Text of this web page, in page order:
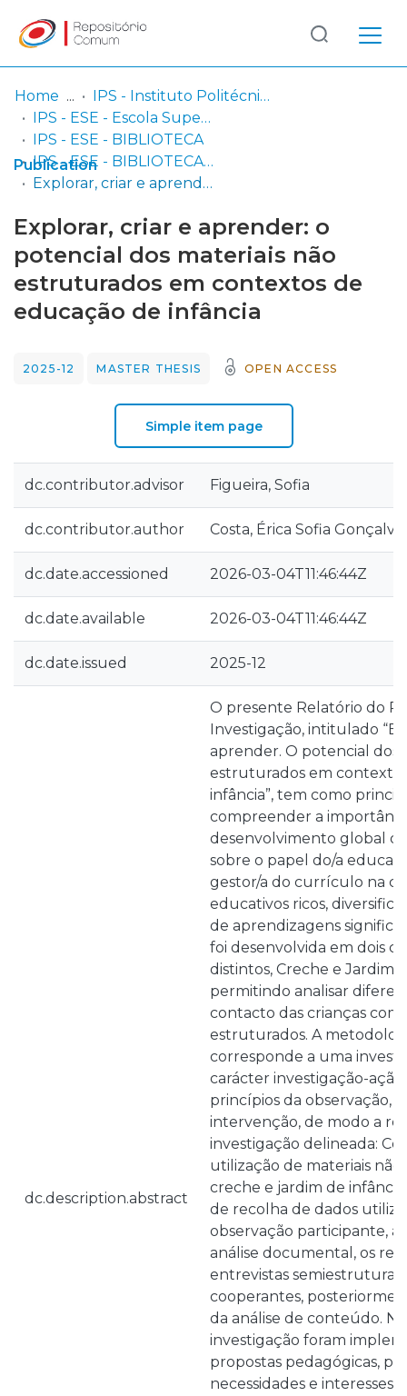
Communities
& Collections
Browse repository
Entities
Statistics
Log
In
(current)
Home
IPS - Instituto Politécnico de Setúbal
IPS - ESE - Escola Superior de Educação
IPS - ESE - BIBLIOTECA
IPS - ESE - BIBLIOTECA - Dissertações de mestrado
Explorar, criar e aprender: o potencial dos materiais não estruturados em contextos de educação de infância
Publication
Explorar, criar e aprender: o
potencial dos materiais não
estruturados em contextos de
educação de infância
2025-12 MASTER THESIS OPEN ACCESS
Simple item page
dc.contributor.advisor Figueira, Sofia
dc.contributor.author Costa, Érica Sofia
dc.date.accessioned 2026-03-04T11:46:44Z
dc.date.available 2026-03-04T11:46:44Z
dc.date.issued 2025-12
dc.description.abstract
O presente Relatório do
Investigação, intitulado
aprender. O potencial dos
estruturados em
infância”, tem como
compreender a
desenvolvimento global
sobre o papel do/a
gestor/a do currículo na
educativos ricos,
de aprendizagens
foi desenvolvida em dois
distintos, Creche e Jardim
permitindo analisar
contacto das crianças com
estruturados. A
corresponde a uma
carácter investigação-
princípios da observação,
intervenção, de modo a
investigação delineada:
utilização de materiais
creche e jardim de
de recolha de dados
observação participante,
análise documental, os
entrevistas
cooperantes,
da análise de conteúdo.
investigação foram
propostas pedagógicas,
necessidades e interesses